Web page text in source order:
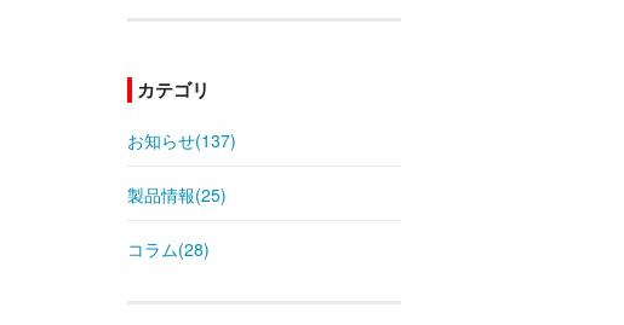
カテゴリ
お知らせ(137)
製品情報(25)
コラム(28)